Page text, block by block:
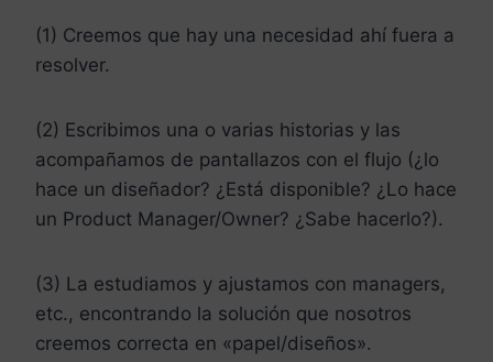
(1) Creemos que hay una necesidad ahí fuera a
resolver.
(2) Escribimos una o varias historias y las
acompañamos de pantallazos con el flujo (¿lo
hace un diseñador? ¿Está disponible? ¿Lo hace
un Product Manager/Owner? ¿Sabe hacerlo?).
(3) La estudiamos y ajustamos con managers,
etc., encontrando la solución que nosotros
creemos correcta en «papel/diseños».